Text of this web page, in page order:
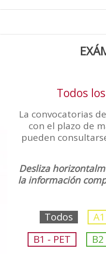
Todos
La convocatorias
con el plazo de
pueden
Desliza
la información
Todos A1
B1 - PET
B2